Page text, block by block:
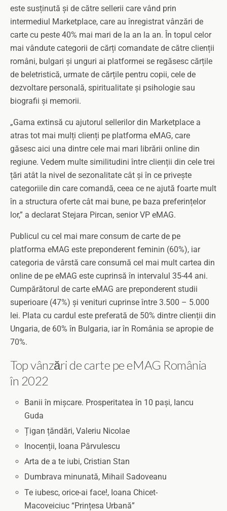
este susținută și de către sellerii care vând prin
intermediul Marketplace, care au înregistrat vânzări de
carte cu peste 40% mai mari de la an la an. În topul celor
mai vândute categorii de cărți comandate de către clienții
români, bulgari și unguri ai platformei se regăsesc cărțile
de beletristică, urmate de cărțile pentru copii, cele de
dezvoltare personală, spiritualitate și psihologie sau
biografii și memorii.
„Gama extinsă cu ajutorul sellerilor din Marketplace a
atras tot mai mulți clienți pe platforma eMAG, care
găsesc aici una dintre cele mai mari librării online din
regiune. Vedem multe similitudini între clienții din cele trei
țări atât la nivel de sezonalitate cât și în ce privește
categoriile din care comandă, ceea ce ne ajută foarte mult
în a structura oferte cât mai bune, pe baza preferințelor
lor,” a declarat Stejara Pircan, senior VP eMAG.
Publicul cu cel mai mare consum de carte de pe
platforma eMAG este preponderent feminin (60%), iar
categoria de vârstă care consumă cel mai mult cartea din
online de pe eMAG este cuprinsă în intervalul 35-44 ani.
Cumpărătorul de carte eMAG are preponderent studii
superioare (47%) și venituri cuprinse între 3.500 – 5.000
lei. Plata cu cardul este preferată de 50% dintre clienții din
Ungaria, de 60% în Bulgaria, iar în România se apropie de
70%.
Top vânzări de carte pe eMAG România
în 2022
Banii în mișcare. Prosperitatea în 10 pași, Iancu
Guda
Țigan țăndări, Valeriu Nicolae
Inocenții, Ioana Pârvulescu
Arta de a te iubi, Cristian Stan
Dumbrava minunată, Mihail Sadoveanu
Te iubesc, orice-ai face!, Ioana Chicet-
Macoveiciuc “Prințesa Urbană”